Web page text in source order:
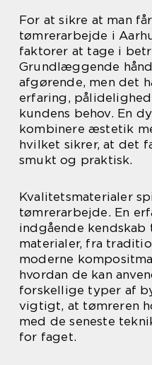
For at sikre at man
tømrerarbejde i
faktorer at tage i
Grundlæggende
afgørende, men det
erfaring,
kundens behov. En
kombinere æstetik
hvilket sikrer, at det
smukt og praktisk.
Kvalitetsmaterialer
tømrerarbejde. En
indgående
materialer, fra
moderne
hvordan de kan
forskellige typer af
vigtigt, at tømreren
med de seneste
for faget.